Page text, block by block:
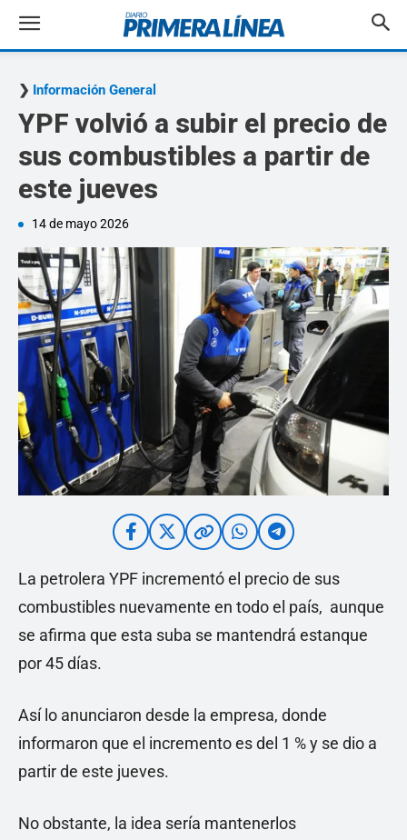
Información General
YPF volvió a subir el precio de
sus combustibles a partir de
este jueves
14 de mayo 2026
La petrolera YPF incrementó el precio de sus
combustibles nuevamente en todo el país, aunque
se afirma que esta suba se mantendrá estanque
por 45 días.
Así lo anunciaron desde la empresa, donde
informaron que el incremento es del 1 % y se dio a
partir de este jueves.
No obstante, la idea sería mantenerlos